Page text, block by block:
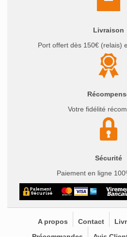
Livraison
Port offert dès 150€ (relais)
Votre fidélité
Sécurité
Paiement en ligne
A propos Contact